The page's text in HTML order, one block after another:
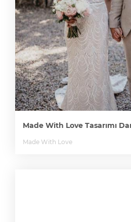
Made With Love Tasarımı
Made With Love